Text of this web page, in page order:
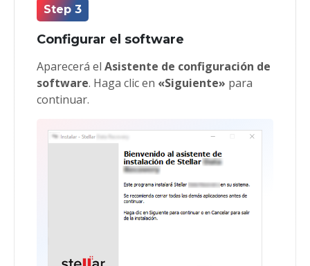
Step 3
Configurar el software
Aparecerá el Asistente de configuración de
software. Haga clic en «Siguiente» para
continuar.